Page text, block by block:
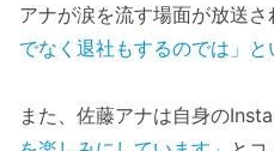
アナが涙を流す場面が放送さ
でなく退社もするのでは」と
また、佐藤アナは自身の